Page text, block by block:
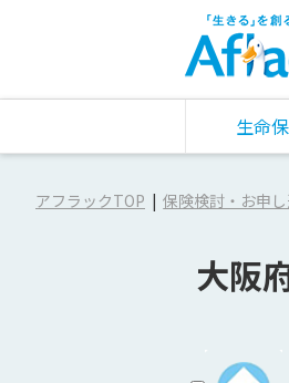
生命
アフラックTOP 保険検討・お申
大阪